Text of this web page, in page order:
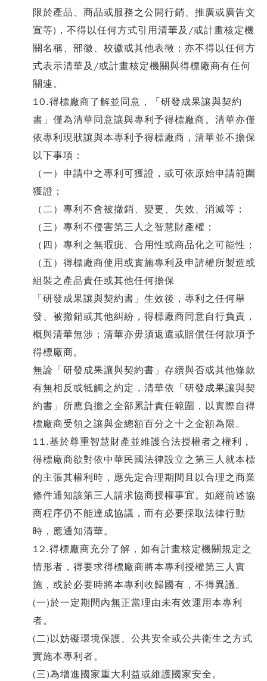
限於產品、商品或服務之公開行銷、推廣或廣告文
宣等)，不得以任何方式引用清華及/或計畫核定機
關名稱、部徽、校徽或其他表徵；亦不得以任何方
式表示清華及/或計畫核定機關與得標廠商有任何
關連。
10.得標廠商了解並同意，「研發成果讓與契約
書」僅為清華同意讓與專利予得標廠商。清華亦僅
依專利現狀讓與本專利予得標廠商，清華並不擔保
以下事項：
（一）申請中之專利可獲證，或可依原始申請範圍
獲證；
（二）專利不會被撤銷、變更、失效、消滅等；
（三）專利不侵害第三人之智慧財產權；
（四）專利之無瑕疵、合用性或商品化之可能性；
（五）得標廠商使用或實施專利及申請權所製造或
組裝之產品責任或其他任何擔保
「研發成果讓與契約書」生效後，專利之任何舉
發、被撤銷或其他糾紛，得標廠商同意自行負責，
概與清華無涉；清華亦毋須返還或賠償任何款項予
得標廠商。
無論「研發成果讓與契約書」存續與否或其他條款
有無相反或牴觸之約定，清華依「研發成果讓與契
約書」所應負擔之全部累計責任範圍，以實際自得
標廠商受領之讓與金總額百分之十之金額為限。
11.基於尊重智慧財產並維護合法授權者之權利，
得標廠商欲對依中華民國法律設立之第三人就本標
的主張其權利時，應先定合理期間且以合理之商業
條件通知該第三人請求協商授權事宜。如經前述協
商程序仍不能達成協議，而有必要採取法律行動
時，應通知清華。
12.得標廠商充分了解，如有計畫核定機關規定之
情形者，得要求得標廠商將本專利授權第三人實
施，或於必要時將本專利收歸國有，不得異議。
(一)於一定期間內無正當理由未有效運用本專利
者。
(二)以妨礙環境保護、公共安全或公共衛生之方式
實施本專利者。
(三)為增進國家重大利益或維護國家安全。